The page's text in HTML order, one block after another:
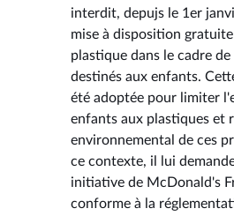
interdit, depujs le 1er
mise à disposition
plastique dans le cadre de
destinés aux enfants.
été adoptée pour limiter
enfants aux plastiques et
environnemental de ces
ce contexte, il lui
initiative de McDonald's
conforme à la